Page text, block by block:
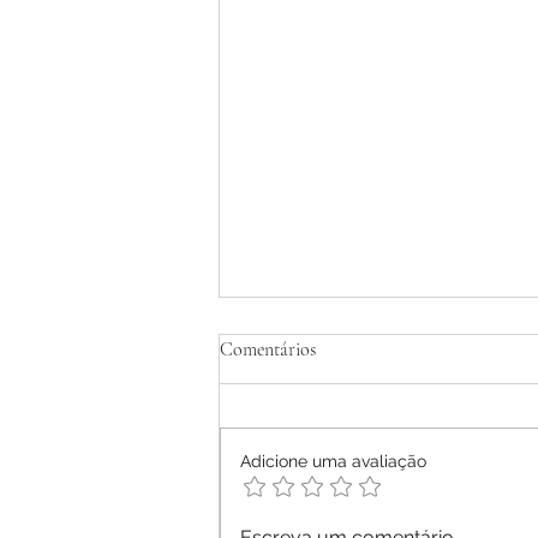
Tratamento Homeopático de
Relato de Caso
Comentários
Adicione uma avaliação